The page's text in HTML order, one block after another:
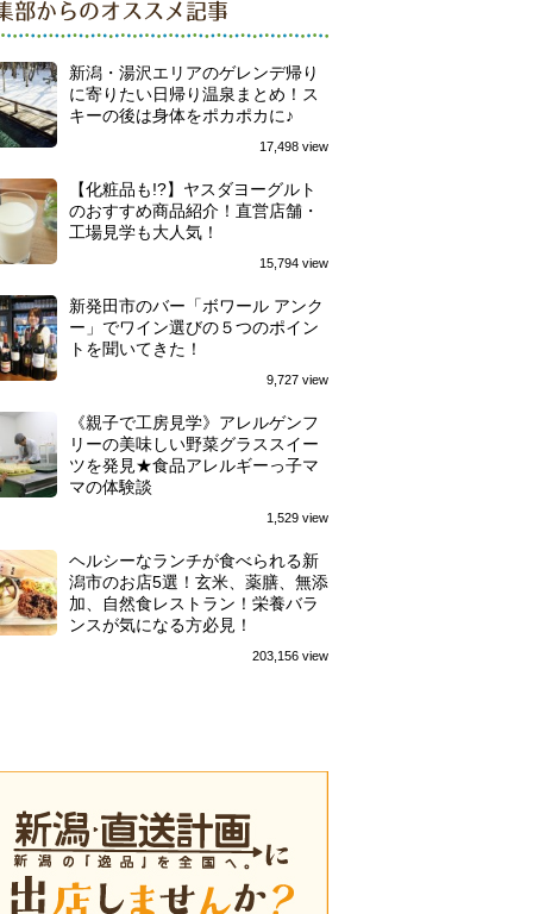
部からのオススメ記事
新潟・湯沢エリアのゲレンデ帰り
に寄りたい日帰り温泉まとめ！ス
キーの後は身体をポカポカに♪
17,498 view
【化粧品も!?】ヤスダヨーグルト
のおすすめ商品紹介！直営店舗・
工場見学も大人気！
15,794 view
新発田市のバー「ボワール アンク
ー」でワイン選びの５つのポイン
トを聞いてきた！
9,727 view
《親子で工房見学》アレルゲンフ
リーの美味しい野菜グラススイー
ツを発見★食品アレルギーっ子マ
マの体験談
1,529 view
ヘルシーなランチが食べられる新
潟市のお店5選！玄米、薬膳、無添
加、自然食レストラン！栄養バラ
ンスが気になる方必見！
203,156 view